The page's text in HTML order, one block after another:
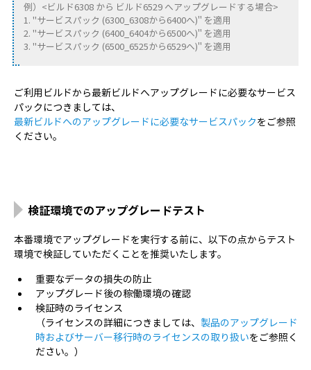
例）<ビルド6308 から ビルド6529 へアップグレードする場合>
1. "サービスパック (6300_6308から6400へ)" を適用
2. "サービスパック (6400_6404から6500へ)" を適用
3. "サービスパック (6500_6525から6529へ)" を適用
ご利用ビルドから最新ビルドへアップグレードに必要なサービス
パックにつきましては、
最新ビルドへのアップグレードに必要なサービスパックをご参照
ください。
検証環境でのアップグレードテスト
本番環境でアップグレードを実行する前に、以下の点からテスト
環境で検証していただくことを推奨いたします。
重要なデータの損失の防止
アップグレード後の稼働環境の確認
検証時のライセンス
（ライセンスの詳細につきましては、 製品のアップグレード
時およびサーバー移行時のライセンスの取り扱いをご参照く
ださい。）